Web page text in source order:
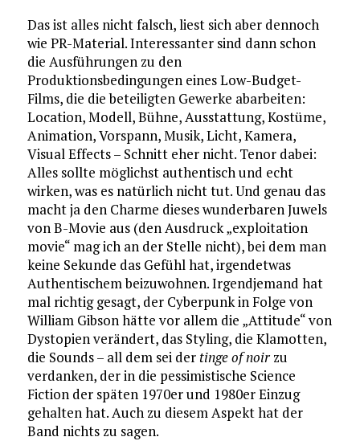
Das ist alles nicht falsch, liest sich aber dennoch
wie PR-Material. Interessanter sind dann schon
die Ausführungen zu den
Produktionsbedingungen eines Low-Budget-
Films, die die beteiligten Gewerke abarbeiten:
Location, Modell, Bühne, Ausstattung, Kostüme,
Animation, Vorspann, Musik, Licht, Kamera,
Visual Effects – Schnitt eher nicht. Tenor dabei:
Alles sollte möglichst authentisch und echt
wirken, was es natürlich nicht tut. Und genau das
macht ja den Charme dieses wunderbaren Juwels
von B-Movie aus (den Ausdruck „exploitation
movie“ mag ich an der Stelle nicht), bei dem man
keine Sekunde das Gefühl hat, irgendetwas
Authentischem beizuwohnen. Irgendjemand hat
mal richtig gesagt, der Cyberpunk in Folge von
William Gibson hätte vor allem die „Attitude“ von
Dystopien verändert, das Styling, die Klamotten,
die Sounds – all dem sei der tinge of noirzu
verdanken, der in die pessimistische Science
Fiction der späten 1970er und 1980er Einzug
gehalten hat. Auch zu diesem Aspekt hat der
Band nichts zu sagen.